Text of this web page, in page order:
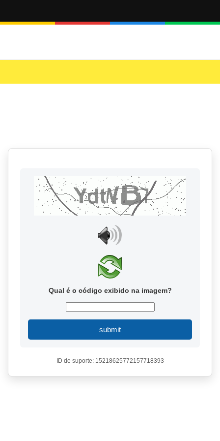
Qual é o código exibido na imagem?
submit
ID de suporte: 15218625772157718393